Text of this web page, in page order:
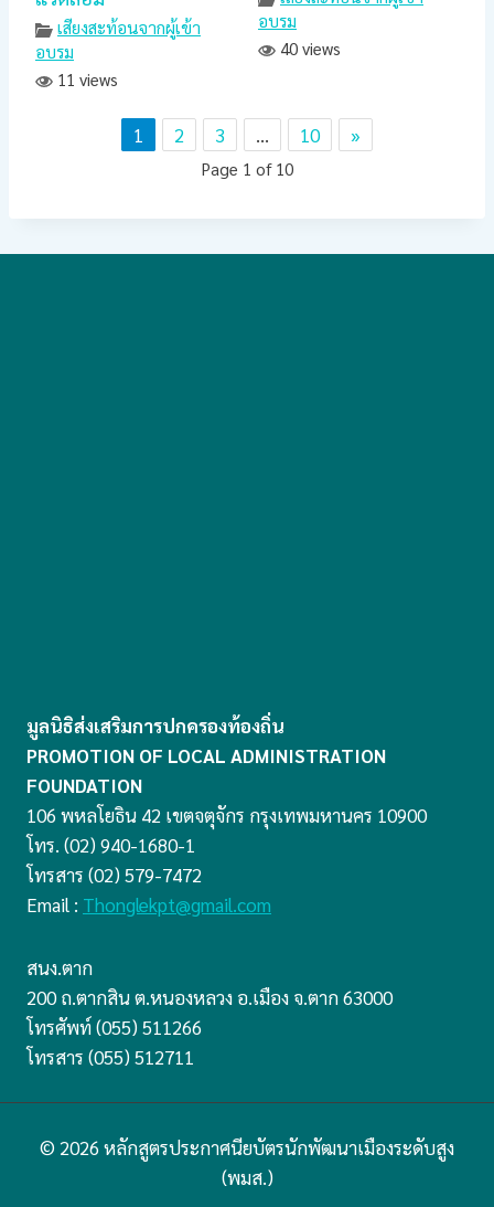
เสียงสะท้อนจากผู้เข้า
อบรม
11 views
อบรม
40 views
1 2 3 … 10 »
Page 1 of 10
มูลนิธิส่งเสริมการปกครองท้องถิ่น
PROMOTION OF LOCAL ADMINISTRATION
FOUNDATION
106 พหลโยธิน 42 เขตจตุจักร กรุงเทพมหานคร 10900
โทร. (02) 940-1680-1
โทรสาร (02) 579-7472
Email : Thonglekpt@gmail.com
สนง.ตาก
200 ถ.ตากสิน ต.หนองหลวง อ.เมือง จ.ตาก 63000
โทรศัพท์ (055) 511266
โทรสาร (055) 512711
© 2026 หลักสูตรประกาศนียบัตรนักพัฒนาเมืองระดับสูง
(พมส.)